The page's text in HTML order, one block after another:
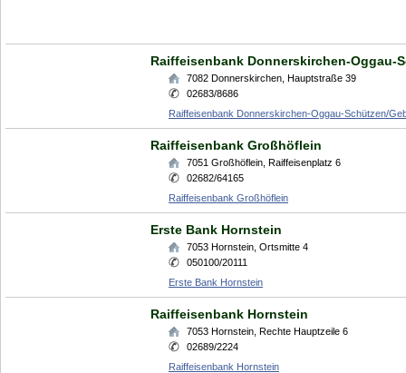
Raiffeisenbank Donnerskirchen-Oggau-
7082 Donnerskirchen Hauptstraße 39
02683/8686
Raiffeisenbank Donnerskirchen-Oggau-Schützen/
Raiffeisenbank Großhöflein
7051 Großhöflein Raiffeisenplatz 6
02682/64165
Raiffeisenbank Großhöflein
Erste Bank Hornstein
7053 Hornstein Ortsmitte 4
050100/20111
Erste Bank Hornstein
Raiffeisenbank Hornstein
7053 Hornstein Rechte Hauptzeile 6
02689/2224
Raiffeisenbank Hornstein